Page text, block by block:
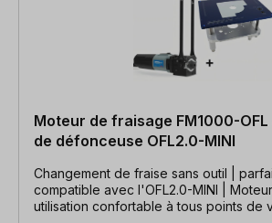
Moteur de fraisage FM1000-
de défonceuse OFL2.0-MINI
Changement de fraise sans outil |
compatible avec l'OFL2.0-MINI |
utilisation confortable à tous points de